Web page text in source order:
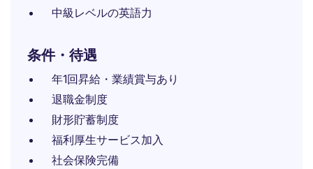
中級レベルの英語力
条件・待遇
年1回昇給・業績賞与あり
退職金制度
財形貯蓄制度
福利厚生サービス加入
社会保険完備